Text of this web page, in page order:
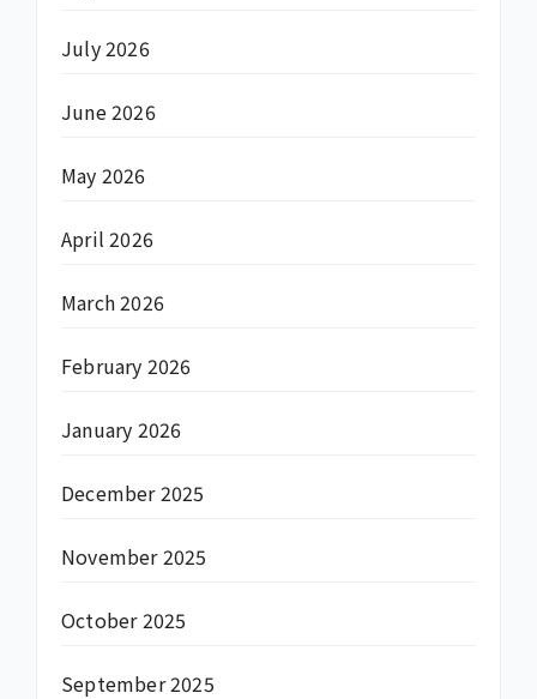
July 2026
June 2026
May 2026
April 2026
March 2026
February 2026
January 2026
December 2025
November 2025
October 2025
September 2025